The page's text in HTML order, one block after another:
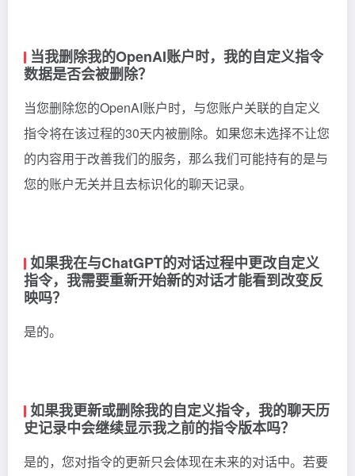
当我删除我的OpenAI账户时，我的自定义指令
数据是否会被删除？
当您删除您的OpenAI账户时，与您账户关联的自定义
指令将在该过程的30天内被删除。如果您未选择不让您
的内容用于改善我们的服务，那么我们可能持有的是与
您的账户无关并且去标识化的聊天记录。
如果我在与ChatGPT的对话过程中更改自定义
指令，我需要重新开始新的对话才能看到改变反
映吗？
是的。
如果我更新或删除我的自定义指令，我的聊天历
史记录中会继续显示我之前的指令版本吗？
是的，您对指令的更新只会体现在未来的对话中。若要